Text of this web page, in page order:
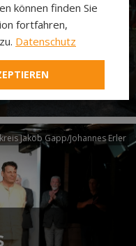
Via
Jakob Gapp/Johannes Erler
können finden Sie
fortfahren,
Datenschutz